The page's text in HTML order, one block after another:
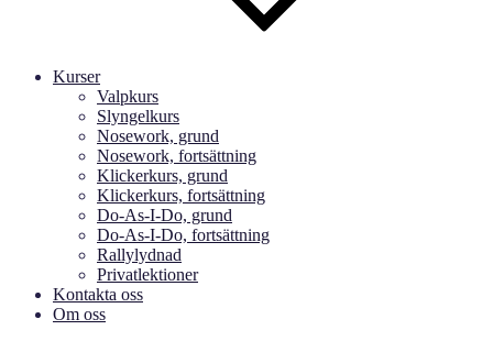
Kurser
Valpkurs
Slyngelkurs
Nosework, grund
Nosework, fortsättning
Klickerkurs, grund
Klickerkurs, fortsättning
Do-As-I-Do, grund
Do-As-I-Do, fortsättning
Rallylydnad
Privatlektioner
Kontakta oss
Om oss